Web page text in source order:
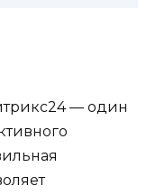
— один